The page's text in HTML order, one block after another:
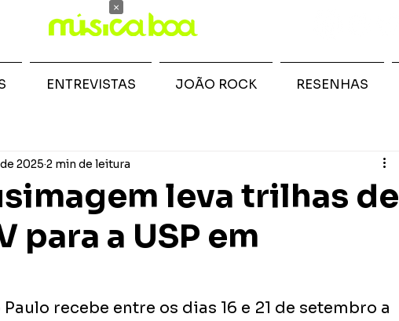
leva trilhas de
para a USP em
2025 2 min de leitura
recebe entre os dias 16 e 21 de setembro a
ENTREVISTAS JOÃO ROCK RESENHAS
×